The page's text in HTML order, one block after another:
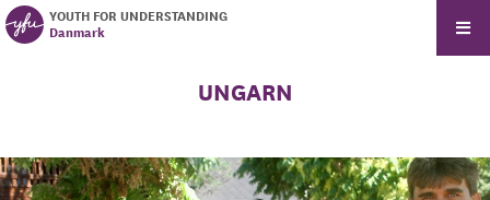
YOUTH FOR UNDERSTANDING
Danmark
UNGARN